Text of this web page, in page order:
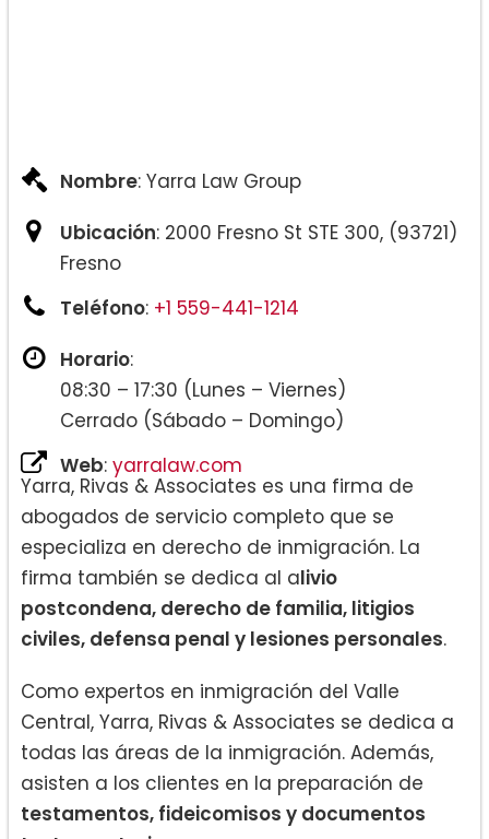
Nombre: Yarra Law Group
Ubicación: 2000 Fresno St STE 300, (93721)
Fresno
Teléfono: +1 559-441-1214
Horario:
08:30 – 17:30 (Lunes – Viernes)
Cerrado (Sábado – Domingo)
Web: yarralaw.com
Yarra, Rivas & Associates es una firma de
abogados de servicio completo que se
especializa en derecho de inmigración. La
firma también se dedica al alivio
postcondena, derecho de familia, litigios
civiles, defensa penal y lesiones personales.
Como expertos en inmigración del Valle
Central, Yarra, Rivas & Associates se dedica a
todas las áreas de la inmigración. Además,
asisten a los clientes en la preparación de
testamentos, fideicomisos y documentos